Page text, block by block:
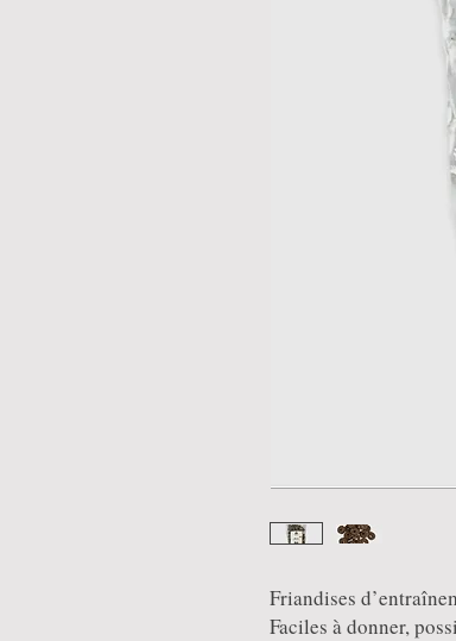
Friandises
Faciles à donner,